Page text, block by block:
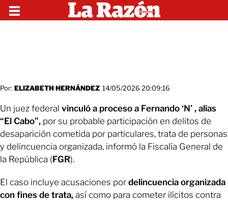
Por: ELIZABETH HERNÁNDEZ 14/05/2026 20:09:16
Un juez federal vinculó a proceso a Fernando ‘N’ , alias
“El Cabo”, por su probable participación en delitos de
desaparición cometida por particulares, trata de personas
y delincuencia organizada, informó la Fiscalía General de
la República (FGR).
El caso incluye acusaciones por delincuencia organizada
con fines de trata, así como para cometer ilícitos contra